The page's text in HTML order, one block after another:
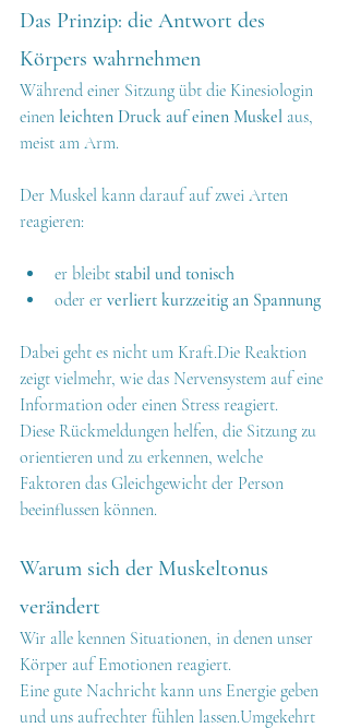
Das Prinzip: die Antwort des
Körpers wahrnehmen
Während einer Sitzung übt die Kinesiologin
einen leichten Druck auf einen Muskel aus,
meist am Arm.
Der Muskel kann darauf auf zwei Arten
reagieren:
er bleibt stabil und tonisch
oder er verliert kurzzeitig an Spannung
Dabei geht es nicht um Kraft.Die Reaktion
zeigt vielmehr, wie das Nervensystem auf eine
Information oder einen Stress reagiert.
Diese Rückmeldungen helfen, die Sitzung zu
orientieren und zu erkennen, welche
Faktoren das Gleichgewicht der Person
beeinflussen können.
Warum sich der Muskeltonus
verändert
Wir alle kennen Situationen, in denen unser
Körper auf Emotionen reagiert.
Eine gute Nachricht kann uns Energie geben
und uns aufrechter fühlen lassen.Umgekehrt